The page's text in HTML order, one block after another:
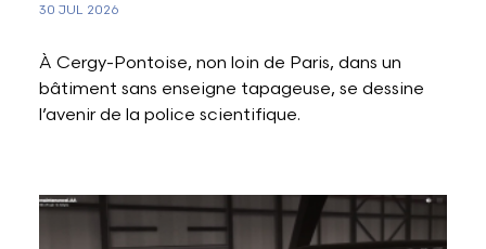
30 JUL 2026
À Cergy-Pontoise, non loin de Paris, dans un
bâtiment sans enseigne tapageuse, se dessine
l’avenir de la police scientifique.